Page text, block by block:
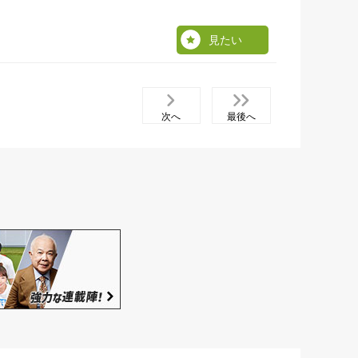
見たい
次へ 最後へ